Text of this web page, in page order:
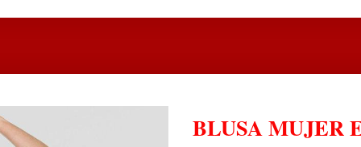
BLUSA MUJER